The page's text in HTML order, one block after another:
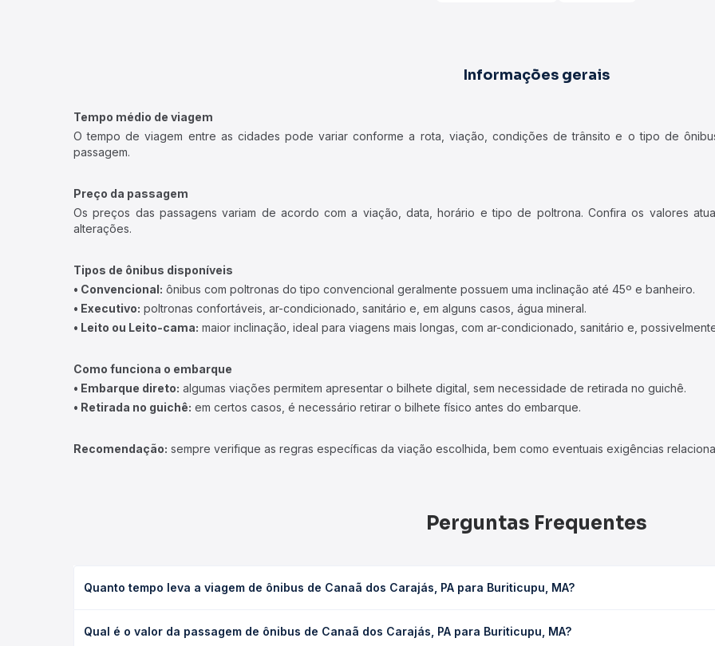
Informações gerais
Tempo médio de viagem
O tempo de viagem entre as cidades pode variar conforme a rota, viação, condições de trânsito e o tipo de
passagem.
Preço da passagem
Os preços das passagens variam de acordo com a viação, data, horário e tipo de poltrona. Confira os valores
alterações.
Tipos de ônibus disponíveis
• Convencional: ônibus com poltronas do tipo convencional geralmente possuem uma inclinação até 45º e banheiro.
• Executivo: poltronas confortáveis, ar-condicionado, sanitário e, em alguns casos, água mineral.
• Leito ou Leito-cama: maior inclinação, ideal para viagens mais longas, com ar-condicionado, sanitário e,
Como funciona o embarque
• Embarque direto: algumas viações permitem apresentar o bilhete digital, sem necessidade de retirada no guichê.
• Retirada no guichê: em certos casos, é necessário retirar o bilhete físico antes do embarque.
Recomendação: sempre verifique as regras específicas da viação escolhida, bem como eventuais exigências
Perguntas Frequentes
Quanto tempo leva a viagem de ônibus de Canaã dos Carajás, PA para Buriticupu, MA?
executivo ou leito) e as condições de tráfego. Na Quero Passagem você consulta os horários disponíveis e vê a
Qual é o valor da passagem de ônibus de Canaã dos Carajás, PA para Buriticupu, MA?